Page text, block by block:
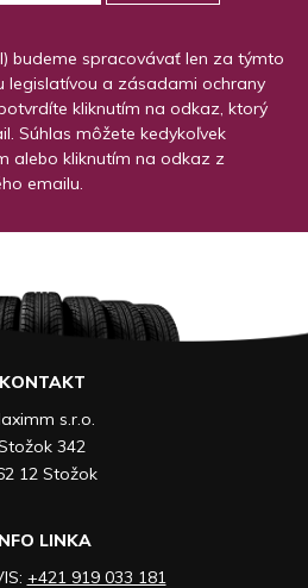
budeme spracovávať len za týmto
legislatívou a zásadami ochrany
kliknutím na odkaz, ktorý
Súhlas môžete kedykoľvek
alebo kliknutím na odkaz z
emailu.
KONTAKT
s.r.o.
342
12 Stožok
LINKA
+421 919 033 181